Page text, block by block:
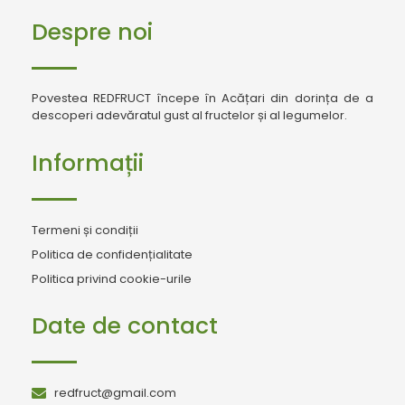
Despre noi
Povestea REDFRUCT începe în Acățari din dorința de a
descoperi adevăratul gust al fructelor și al legumelor.
Informații
Termeni și condiții
Politica de confidențialitate
Politica privind cookie-urile
Date de contact
redfruct@gmail.com